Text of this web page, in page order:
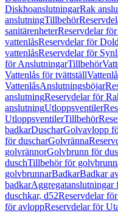
DiskhoanslutningarRak
anslutningTillbehör
sanitärenheterReservdelar
vattenlåsReservdelar för
vattenlåsReservdelar för
för AnslutningarTillbehör
Vattenlås för tvättställ
VattenlåsAnslutningsböjar
anslutningReservdelar för
anslutningUtloppsventiler
UtloppsventilerTillbehör
badkarDuscharGolvavlopp
för duscharGolvränna
golvrännorGolvbrunn för
duschTillbehör för
golvbrunnarBadkarBadkar
badkarAggregatanslutningar
duschkar, d52Reservdelar
för avloppReservdelar för